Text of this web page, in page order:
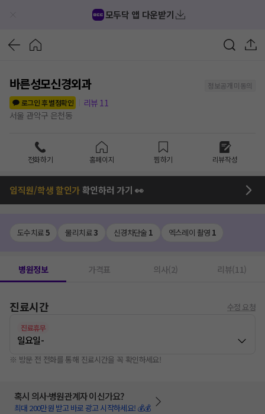
모두닥 앱 다운받기
바른성모신경외과
정보공개 미동의
로그인 후 별점확인
리뷰 11
서울 관악구 은천동
전화하기 홈페이지 찜하기 리뷰작성
임직원/학생 할인가확인하러 가기 👀
도수치료5 물리치료3 신경차단술 1 엑스레이 촬영 1
병원정보 가격표 의사(2) 리뷰(11)
진료시간 수정 요청
진료휴무
일요일-
※ 방문 전 전화를 통해 진료시간을 꼭 확인하세요!
혹시 의사·병원관계자 이신가요?
최대 200만원 받고 바로 광고 시작하세요! 💰💰